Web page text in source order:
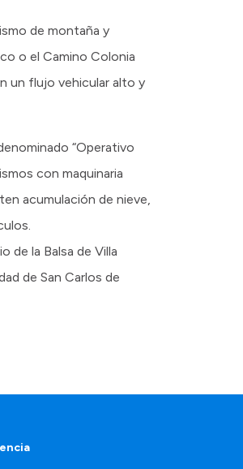
de montaña y
o el Camino Colonia
un flujo vehicular alto y
“Operativo
con maquinaria
acumulación de nieve,
de la Balsa de Villa
de San Carlos de